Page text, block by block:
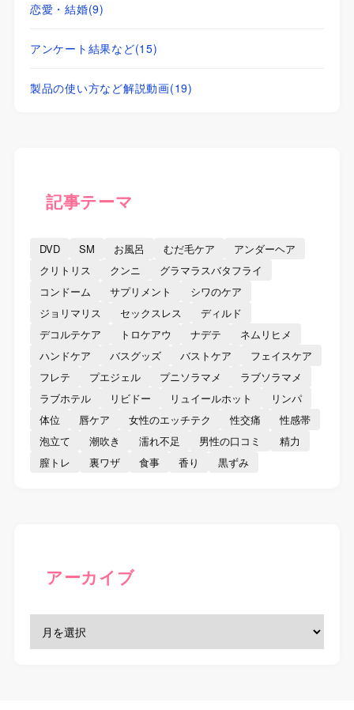
恋愛・結婚(9)
アンケート結果など(15)
製品の使い方など解説動画(19)
記事テーマ
DVD SM お風呂 むだ毛ケア
アンダーヘア
クリトリス
クンニ
グラマラスバタフライ
コンドーム
サプリメント
シワのケア
ジョリマリス
セックスレス
ディルド
デコルテケア
トロケアウ ナデテ
ネムリヒメ
ハンドケア
バスグッズ バストケア
フェイスケア
フレテ
プエジェル プニソラマメ
ラブソラマメ
ラブホテル
リビドー リュイールホット
リンパ
体位
唇ケア 女性のエッチテク 性交痛
性感帯
泡立て
潮吹き 濡れ不足 男性の口コミ
精力
膣トレ
裏ワザ 食事 香り 黒ずみ
アーカイブ